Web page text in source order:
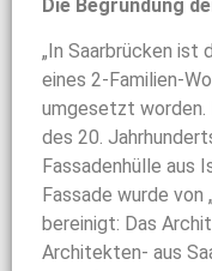
Die Begründung
„In Saarbrücken ist
eines 2-Familien-
umgesetzt worden.
des 20.
Fassadenhülle aus
Fassade wurde von
bereinigt: Das
Architekten- aus